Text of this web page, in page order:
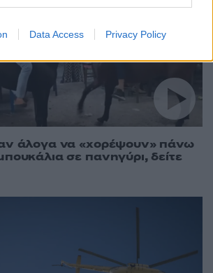
Data Access Privacy Policy
άλογα να «χορέψουν» πάνω
σε πανηγύρι, δείτε